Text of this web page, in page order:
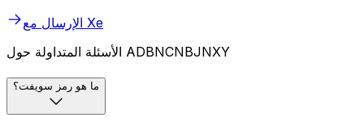
الإرسال مع Xe
الأسئلة المتداولة حول ADBNCNBJNXY
ما هو رمز سويفت؟